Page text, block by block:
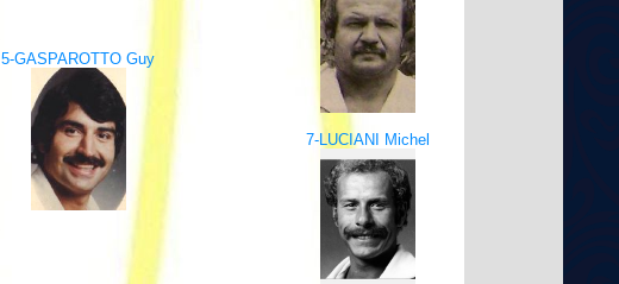
5-GASPAROTTO Guy
7-LUCIANI Michel